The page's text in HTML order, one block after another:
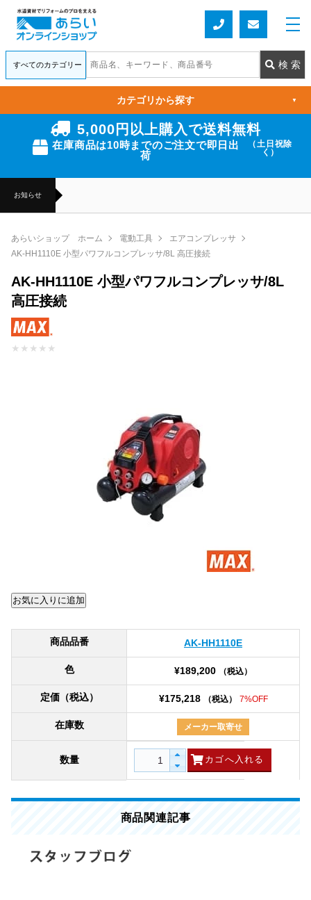
5,000円以上購入で送料無料
在庫商品は10時までのご注文で即日出
荷
（土日祝除
く）
お知らせ
カテゴリから探す ▼
あらいショップ ホーム 電動工具
エアコンプレッサ
AK-HH1110E 小型パワフルコンプレッサ/8L 高圧接続
AK-HH1110E 小型パワフルコンプレッサ/8L
高圧接続
★ ★ ★ ★ ★
商品品番 AK-HH1110E
色 ¥189,200 （税込）
定価（税込） ¥175,218 （税込） 7%OFF
在庫数 メーカー取寄せ
数量
商品関連記事